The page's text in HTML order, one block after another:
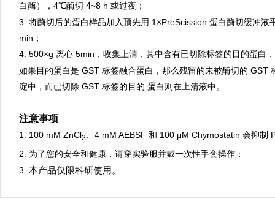
白酶），4℃酶切 4~8 h 或过夜；
3. 将酶切后的蛋白样品加入预先用 1×PreScission 蛋白酶切缓冲液
min；
4. 500×g 离心 5min，收集上清，其中含有已切除标签的目的蛋白
如果目的蛋白是 GST 标签融合蛋白，那么残留的未被酶切的
淀中，而已切除 GST 标签的目的 蛋白则在上清液中。
注意事项
1. 100 mM ZnCl2
、4 mM AEBSF 和 100 μM Chymostatin 会抑制
2. 为了您的安全和健康，请穿实验服并戴一次性手套操作 ；
3. 本产品仅限科研使用。